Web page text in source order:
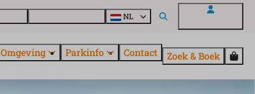
NL
Omgeving Parkinfo Contact Zoek & Boek